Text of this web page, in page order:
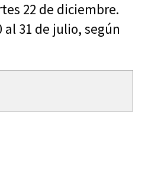
22 de diciembre.
31 de julio, según